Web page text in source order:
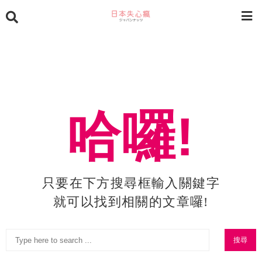
哈囉!
只要在下方搜尋框輸入關鍵字
就可以找到相關的文章囉!